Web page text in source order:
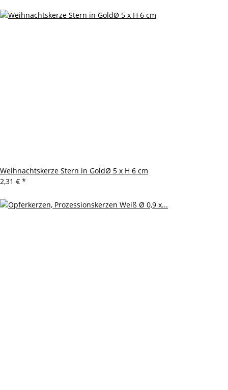
Weihnachtskerze Stern in GoldØ 5 x H 6 cm
2,31 € *